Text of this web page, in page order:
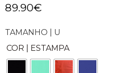
89.90€
TAMANHO | U
COR | ESTAMPA